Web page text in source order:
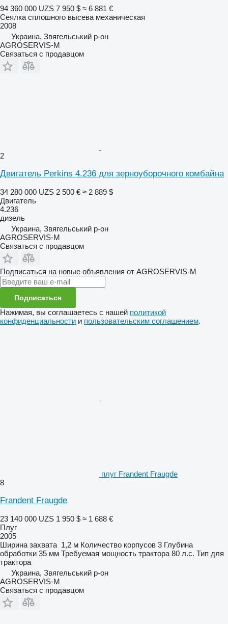
94 360 000 UZS 7 950 $ ≈ 6 881 €
Сеялка сплошного высева механическая
2008
Украина, Звягельський р-он
AGROSERVIS-M
Связаться с продавцом
2
Двигатель Perkins 4.236 для зерноуборочного комбайна
34 280 000 UZS 2 500 € ≈ 2 889 $
Двигатель
4.236
дизель
Украина, Звягельський р-он
AGROSERVIS-M
Связаться с продавцом
Подписаться на новые объявления от AGROSERVIS-M
Подписаться
Нажимая, вы соглашаетесь с нашей политикой
конфиденциальности и пользовательским соглашением.
плуг Frandent Fraugde
8
Frandent Fraugde
23 140 000 UZS 1 950 $ ≈ 1 688 €
Плуг
2005
Ширина захвата 1,2 м Количество корпусов 3 Глубина
обработки 35 мм Требуемая мощность трактора 80 л.с. Тип для
трактора
Украина, Звягельський р-он
AGROSERVIS-M
Связаться с продавцом